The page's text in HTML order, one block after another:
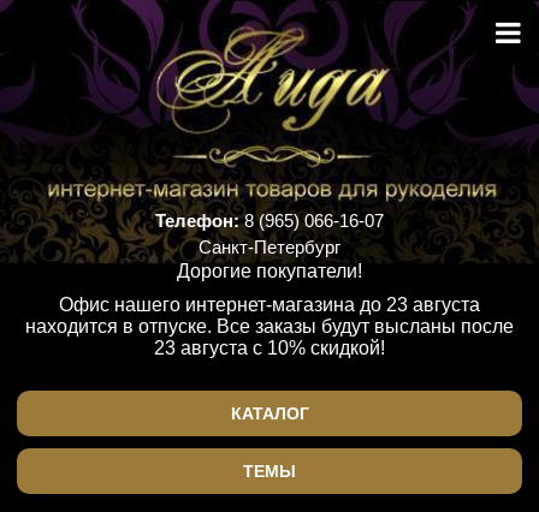
Телефон:8 (965) 066-16-07
Санкт-Петербург
Дорогие покупатели!
Офис нашего интернет-магазина до 23 августа
находится в отпуске. Все заказы будут высланы после
23 августа с 10% скидкой!
КАТАЛОГ
ТЕМЫ